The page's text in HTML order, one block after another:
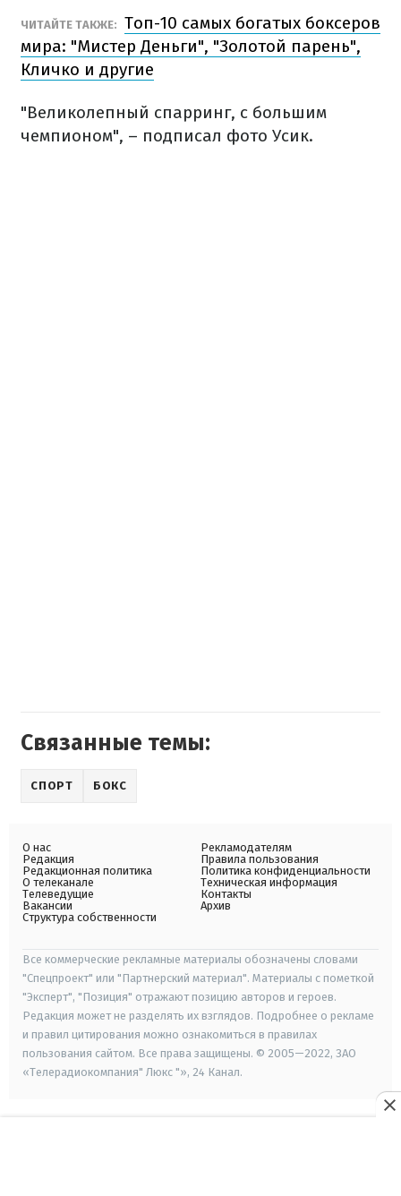
ЧИТАЙТЕ ТАКЖЕ: Топ-10 самых богатых боксеров
мира: "Мистер Деньги", "Золотой парень",
Кличко и другие
"Великолепный спарринг, с большим
чемпионом", – подписал фото Усик.
Связанные темы:
СПОРТ БОКС
О нас
Редакция
Редакционная политика
О телеканале
Телеведущие
Вакансии
Структура собственности
Рекламодателям
Правила пользования
Политика конфиденциальности
Техническая информация
Контакты
Архив
Все коммерческие рекламные материалы обозначены словами
"Спецпроект" или "Партнерский материал". Материалы с пометкой
"Эксперт", "Позиция" отражают позицию авторов и героев.
Редакция может не разделять их взглядов. Подробнее о рекламе
и правил цитирования можно ознакомиться в правилах
пользования сайтом. Все права защищены. © 2005—2022, ЗАО
«Телерадиокомпания" Люкс "», 24 Канал.